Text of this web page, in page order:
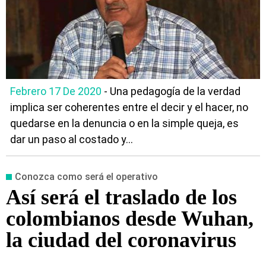
Febrero 17 De 2020 - Una pedagogía de la verdad
implica ser coherentes entre el decir y el hacer, no
quedarse en la denuncia o en la simple queja, es
dar un paso al costado y...
Conozca como será el operativo
Así será el traslado de los
colombianos desde Wuhan,
la ciudad del coronavirus